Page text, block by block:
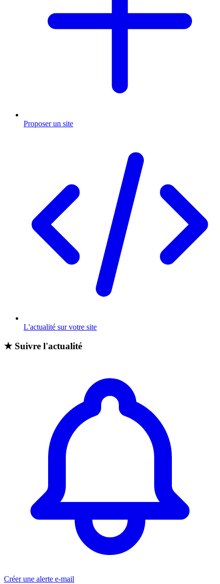
Proposer un site
L'actualité sur votre site
★ Suivre l'actualité
Créer une alerte e-mail